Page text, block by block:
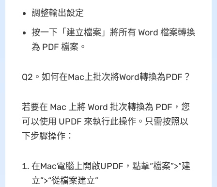
調整輸出設定
按一下「建立檔案」將所有 Word 檔案轉換
為 PDF 檔案。
Q2。如何在Mac上批次將Word轉換為PDF？
若要在 Mac 上將 Word 批次轉換為 PDF，您
可以使用 UPDF 來執行此操作。只需按照以
下步驟操作：
在Mac電腦上開啟UPDF，點擊“檔案”>“建
立”>“從檔案建立”